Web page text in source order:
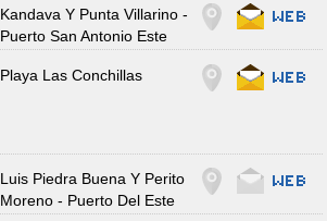
Kandava Y Punta Villarino -
Puerto San Antonio Este
Playa Las Conchillas
Luis Piedra Buena Y Perito
Moreno - Puerto Del Este